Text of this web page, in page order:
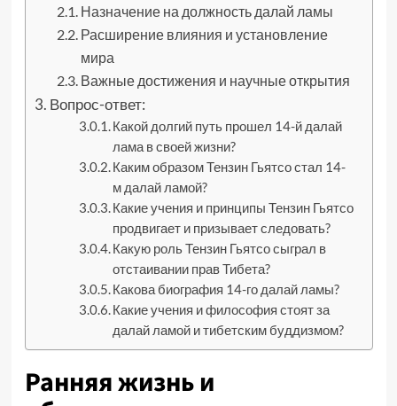
Назначение на должность далай ламы
Расширение влияния и установление
мира
Важные достижения и научные открытия
Вопрос-ответ:
Какой долгий путь прошел 14-й далай
лама в своей жизни?
Каким образом Тензин Гьятсо стал 14-
м далай ламой?
Какие учения и принципы Тензин Гьятсо
продвигает и призывает следовать?
Какую роль Тензин Гьятсо сыграл в
отстаивании прав Тибета?
Какова биография 14-го далай ламы?
Какие учения и философия стоят за
далай ламой и тибетским буддизмом?
Ранняя жизнь и